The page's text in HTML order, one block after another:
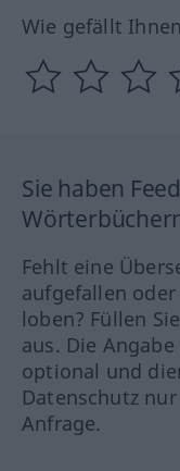
Wie gefällt
Sie haben
Fehlt eine
aufgefallen
loben? Füllen
aus. Die
optional und
Datenschutz
Anfrage.